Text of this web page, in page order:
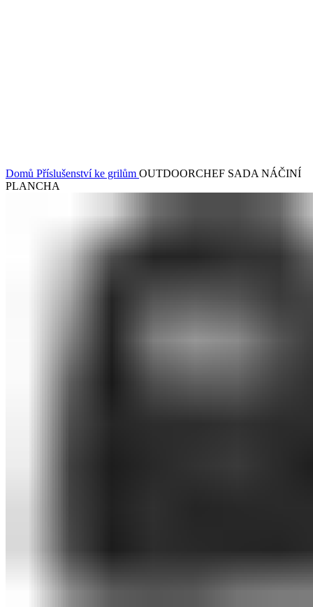
Domů Příslušenství ke grilům OUTDOORCHEF SADA NÁČINÍ
PLANCHA